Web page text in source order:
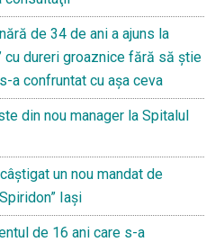
de 34 de ani a ajuns la
cu dureri groaznice fără să ştie
a confruntat cu așa ceva
din nou manager la Spitalul
un nou mandat de
Iași
de 16 ani care s-a